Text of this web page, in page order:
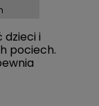
dzieci i
pociech.